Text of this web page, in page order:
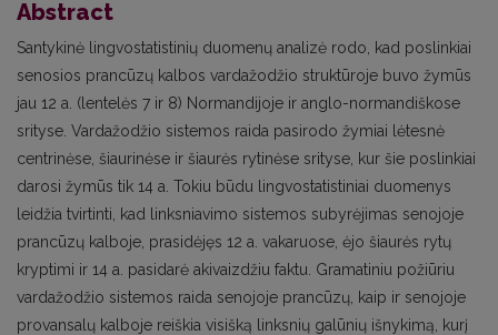
Abstract
Santykinė lingvostatistinių duomenų analizė rodo, kad poslinkiai
senosios prancūzų kalbos vardažodžio struktūroje buvo žymūs
jau 12 a. (lentelės 7 ir 8) Normandijoje ir anglo-normandiškose
srityse. Vardažodžio sistemos raida pasirodo žymiai lėtesnė
centrinėse, šiaurinėse ir šiaurės rytinėse srityse, kur šie poslinkiai
darosi žymūs tik 14 a. Tokiu būdu lingvostatistiniai duomenys
leidžia tvirtinti, kad linksniavimo sistemos subyrėjimas senojoje
prancūzų kalboje, prasidėjęs 12 a. vakaruose, ėjo šiaurės rytų
kryptimi ir 14 a. pasidarė akivaizdžiu faktu. Gramatiniu požiūriu
vardažodžio sistemos raida senojoje prancūzų, kaip ir senojoje
provansalų kalboje reiškia visišką linksnių galūnių išnykimą, kurį